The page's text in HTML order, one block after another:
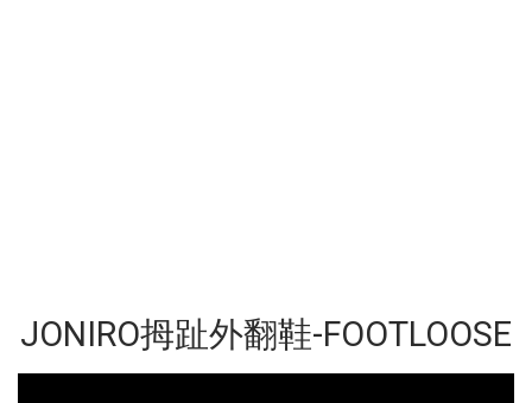
JONIRO拇趾外翻鞋-FOOTLOOSE